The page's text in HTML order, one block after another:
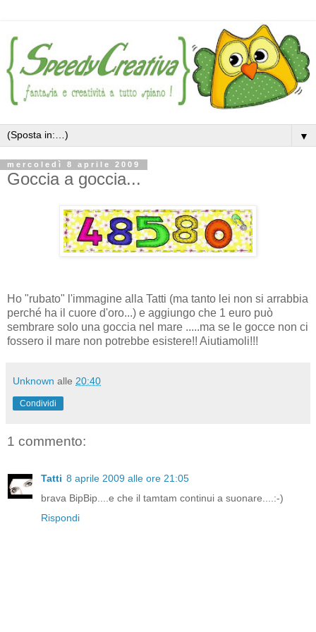
▼
mercoledì 8 aprile 2009
Goccia a goccia...
Ho "rubato" l'immagine alla Tatti (ma tanto lei non si arrabbia
perché ha il cuore d'oro...) e aggiungo che 1 euro può
sembrare solo una goccia nel mare .....ma se le gocce non ci
fossero il mare non potrebbe esistere!! Aiutiamoli!!!
Unknown alle 20:40
Condividi
1 commento:
Tatti 8 aprile 2009 alle ore 21:05
brava BipBip....e che il tamtam continui a suonare....:-)
Rispondi